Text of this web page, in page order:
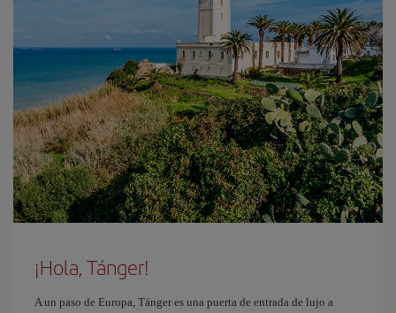
¡Hola, Tánger!
A un paso de Europa, Tánger es una puerta de entrada de lujo a